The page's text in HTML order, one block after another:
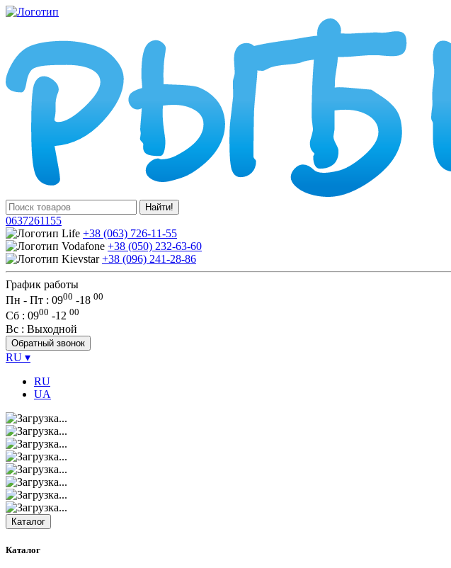
Найти!
0637261155
+38 (063) 726-11-55
+38 (050) 232-63-60
+38 (096) 241-28-86
График работы
Пн - Пт : 0900 -18 00
Сб : 0900 -12 00
Вс : Выходной
Обратный звонок
RU ▾
RU
UA
Каталог
Каталог